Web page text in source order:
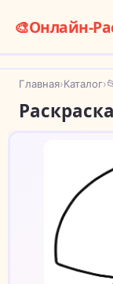
🎨Онлайн-
Главная›Каталог›